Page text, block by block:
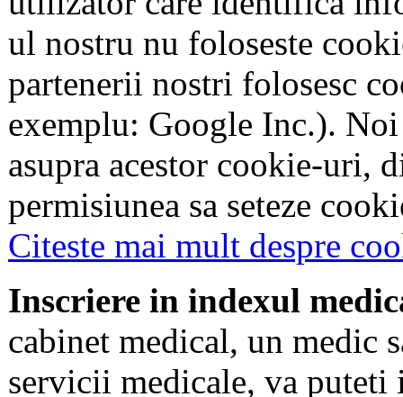
ul nostru nu foloseste
partenerii nostri folosesc
exemplu: Google Inc.).
asupra acestor cookie-uri,
permisiunea sa seteze
Citeste mai mult despre
Inscriere in indexul
cabinet medical, un medic
servicii medicale, va puteti